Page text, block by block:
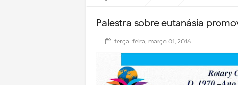
Palestra sobre eutanásia
terça-feira, março 01, 2016